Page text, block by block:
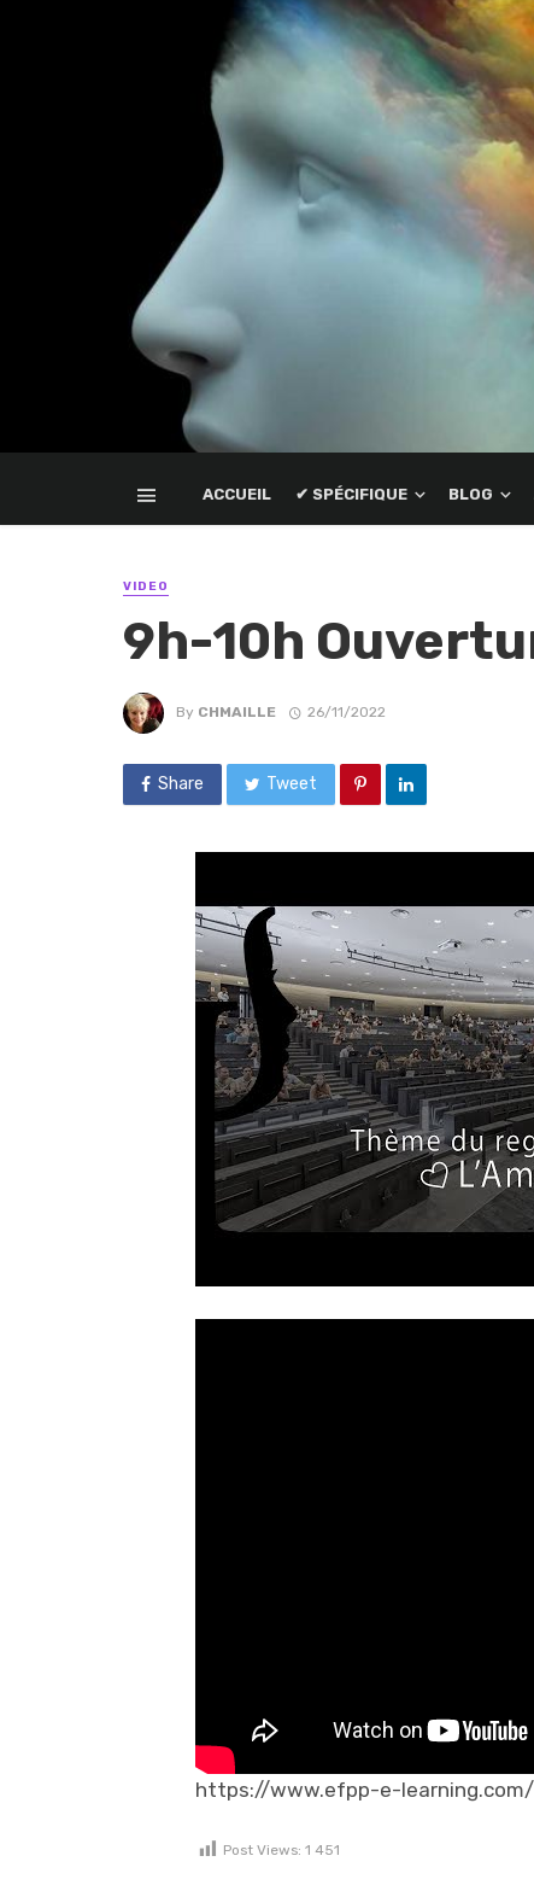
ACCUEIL ✔ SPÉCIFIQUE BLOG
VIDEO
9h-10h
By CHMAILLE 26/11/2022
Share Tweet
https://www.efpp-e-learning.com/
Post Views: 1 451